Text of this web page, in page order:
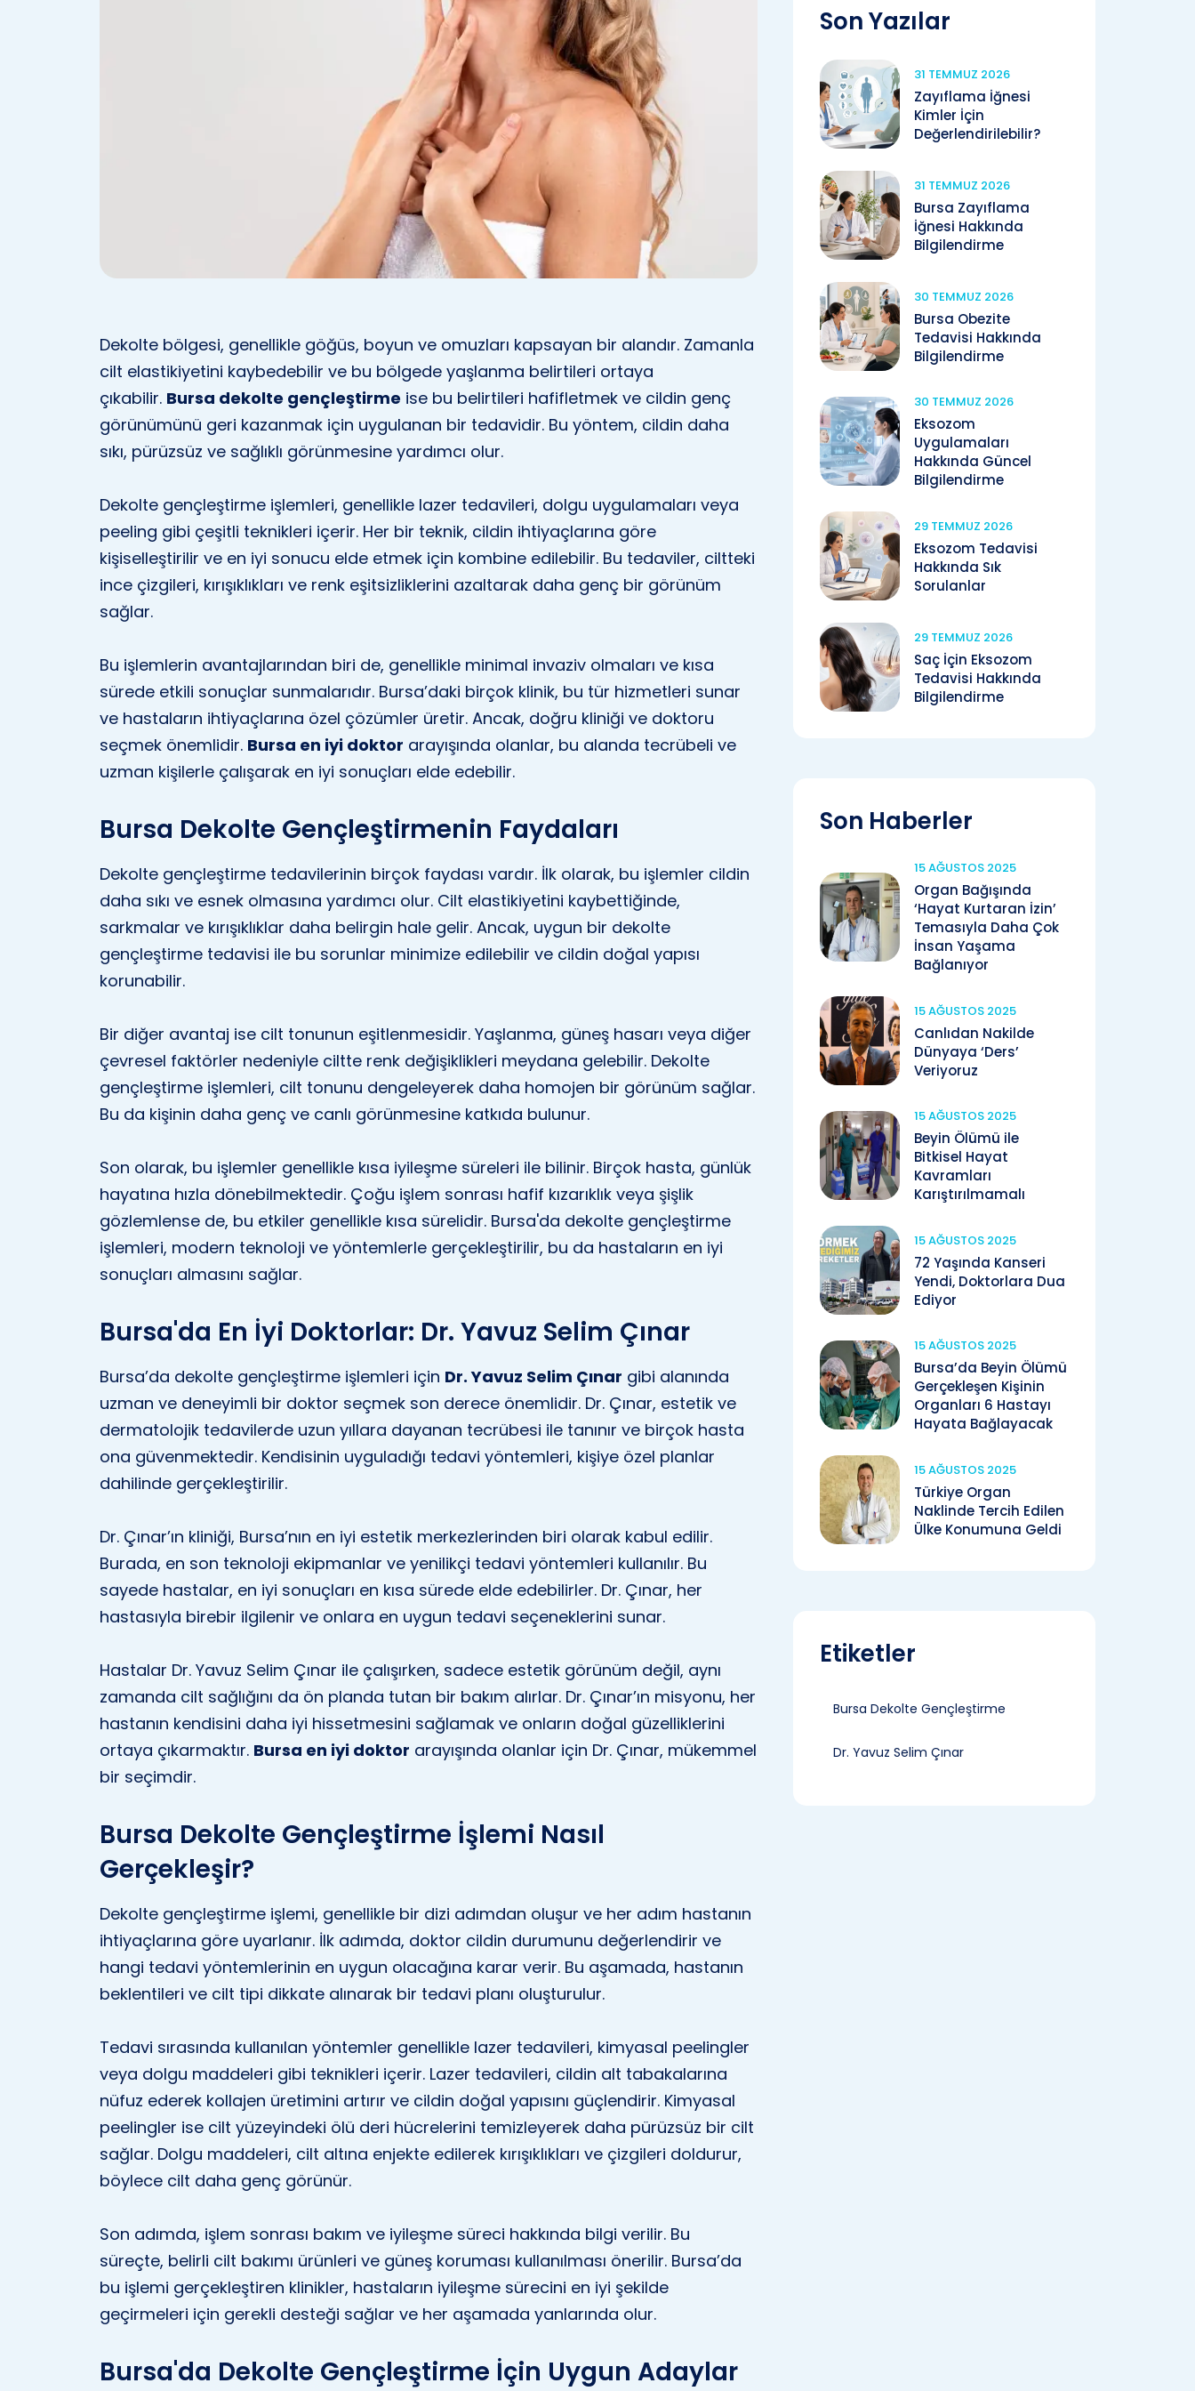
Dekolte bölgesi, genellikle göğüs, boyun ve omuzları kapsayan bir alandır. Zamanla
cilt elastikiyetini kaybedebilir ve bu bölgede yaşlanma belirtileri ortaya
çıkabilir. Bursa dekolte gençleştirme ise bu belirtileri hafifletmek ve cildin genç
görünümünü geri kazanmak için uygulanan bir tedavidir. Bu yöntem, cildin daha
sıkı, pürüzsüz ve sağlıklı görünmesine yardımcı olur.
Dekolte gençleştirme işlemleri, genellikle lazer tedavileri, dolgu uygulamaları veya
peeling gibi çeşitli teknikleri içerir. Her bir teknik, cildin ihtiyaçlarına göre
kişiselleştirilir ve en iyi sonucu elde etmek için kombine edilebilir. Bu tedaviler, ciltteki
ince çizgileri, kırışıklıkları ve renk eşitsizliklerini azaltarak daha genç bir görünüm
sağlar.
Bu işlemlerin avantajlarından biri de, genellikle minimal invaziv olmaları ve kısa
sürede etkili sonuçlar sunmalarıdır. Bursa’daki birçok klinik, bu tür hizmetleri sunar
ve hastaların ihtiyaçlarına özel çözümler üretir. Ancak, doğru kliniği ve doktoru
seçmek önemlidir. Bursa en iyi doktor arayışında olanlar, bu alanda tecrübeli ve
uzman kişilerle çalışarak en iyi sonuçları elde edebilir.
Bursa Dekolte Gençleştirmenin Faydaları
Dekolte gençleştirme tedavilerinin birçok faydası vardır. İlk olarak, bu işlemler cildin
daha sıkı ve esnek olmasına yardımcı olur. Cilt elastikiyetini kaybettiğinde,
sarkmalar ve kırışıklıklar daha belirgin hale gelir. Ancak, uygun bir dekolte
gençleştirme tedavisi ile bu sorunlar minimize edilebilir ve cildin doğal yapısı
korunabilir.
Bir diğer avantaj ise cilt tonunun eşitlenmesidir. Yaşlanma, güneş hasarı veya diğer
çevresel faktörler nedeniyle ciltte renk değişiklikleri meydana gelebilir. Dekolte
gençleştirme işlemleri, cilt tonunu dengeleyerek daha homojen bir görünüm sağlar.
Bu da kişinin daha genç ve canlı görünmesine katkıda bulunur.
Son olarak, bu işlemler genellikle kısa iyileşme süreleri ile bilinir. Birçok hasta, günlük
hayatına hızla dönebilmektedir. Çoğu işlem sonrası hafif kızarıklık veya şişlik
gözlemlense de, bu etkiler genellikle kısa sürelidir. Bursa'da dekolte gençleştirme
işlemleri, modern teknoloji ve yöntemlerle gerçekleştirilir, bu da hastaların en iyi
sonuçları almasını sağlar.
Bursa'da En İyi Doktorlar: Dr. Yavuz Selim Çınar
Bursa’da dekolte gençleştirme işlemleri için Dr. Yavuz Selim Çınar gibi alanında
uzman ve deneyimli bir doktor seçmek son derece önemlidir. Dr. Çınar, estetik ve
dermatolojik tedavilerde uzun yıllara dayanan tecrübesi ile tanınır ve birçok hasta
ona güvenmektedir. Kendisinin uyguladığı tedavi yöntemleri, kişiye özel planlar
dahilinde gerçekleştirilir.
Dr. Çınar’ın kliniği, Bursa’nın en iyi estetik merkezlerinden biri olarak kabul edilir.
Burada, en son teknoloji ekipmanlar ve yenilikçi tedavi yöntemleri kullanılır. Bu
sayede hastalar, en iyi sonuçları en kısa sürede elde edebilirler. Dr. Çınar, her
hastasıyla birebir ilgilenir ve onlara en uygun tedavi seçeneklerini sunar.
Hastalar Dr. Yavuz Selim Çınar ile çalışırken, sadece estetik görünüm değil, aynı
zamanda cilt sağlığını da ön planda tutan bir bakım alırlar. Dr. Çınar’ın misyonu, her
hastanın kendisini daha iyi hissetmesini sağlamak ve onların doğal güzelliklerini
ortaya çıkarmaktır. Bursa en iyi doktor arayışında olanlar için Dr. Çınar, mükemmel
bir seçimdir.
Bursa Dekolte Gençleştirme İşlemi Nasıl
Gerçekleşir?
Dekolte gençleştirme işlemi, genellikle bir dizi adımdan oluşur ve her adım hastanın
ihtiyaçlarına göre uyarlanır. İlk adımda, doktor cildin durumunu değerlendirir ve
hangi tedavi yöntemlerinin en uygun olacağına karar verir. Bu aşamada, hastanın
beklentileri ve cilt tipi dikkate alınarak bir tedavi planı oluşturulur.
Tedavi sırasında kullanılan yöntemler genellikle lazer tedavileri, kimyasal peelingler
veya dolgu maddeleri gibi teknikleri içerir. Lazer tedavileri, cildin alt tabakalarına
nüfuz ederek kollajen üretimini artırır ve cildin doğal yapısını güçlendirir. Kimyasal
peelingler ise cilt yüzeyindeki ölü deri hücrelerini temizleyerek daha pürüzsüz bir cilt
sağlar. Dolgu maddeleri, cilt altına enjekte edilerek kırışıklıkları ve çizgileri doldurur,
böylece cilt daha genç görünür.
Son adımda, işlem sonrası bakım ve iyileşme süreci hakkında bilgi verilir. Bu
süreçte, belirli cilt bakımı ürünleri ve güneş koruması kullanılması önerilir. Bursa’da
bu işlemi gerçekleştiren klinikler, hastaların iyileşme sürecini en iyi şekilde
geçirmeleri için gerekli desteği sağlar ve her aşamada yanlarında olur.
Bursa'da Dekolte Gençleştirme İçin Uygun Adaylar
Son Yazılar
31 TEMMUZ 2026
Zayıflama İğnesi
Kimler İçin
Değerlendirilebilir?
31 TEMMUZ 2026
Bursa Zayıflama
İğnesi Hakkında
Bilgilendirme
30 TEMMUZ 2026
Bursa Obezite
Tedavisi Hakkında
Bilgilendirme
30 TEMMUZ 2026
Eksozom
Uygulamaları
Hakkında Güncel
Bilgilendirme
29 TEMMUZ 2026
Eksozom Tedavisi
Hakkında Sık
Sorulanlar
29 TEMMUZ 2026
Saç İçin Eksozom
Tedavisi Hakkında
Bilgilendirme
Son Haberler
15 AĞUSTOS 2025
Organ Bağışında
‘Hayat Kurtaran İzin’
Temasıyla Daha Çok
İnsan Yaşama
Bağlanıyor
15 AĞUSTOS 2025
Canlıdan Nakilde
Dünyaya ‘Ders’
Veriyoruz
15 AĞUSTOS 2025
Beyin Ölümü ile
Bitkisel Hayat
Kavramları
Karıştırılmamalı
15 AĞUSTOS 2025
72 Yaşında Kanseri
Yendi, Doktorlara Dua
Ediyor
15 AĞUSTOS 2025
Bursa’da Beyin Ölümü
Gerçekleşen Kişinin
Organları 6 Hastayı
Hayata Bağlayacak
15 AĞUSTOS 2025
Türkiye Organ
Naklinde Tercih Edilen
Ülke Konumuna Geldi
Etiketler
Bursa Dekolte Gençleştirme
Dr. Yavuz Selim Çınar